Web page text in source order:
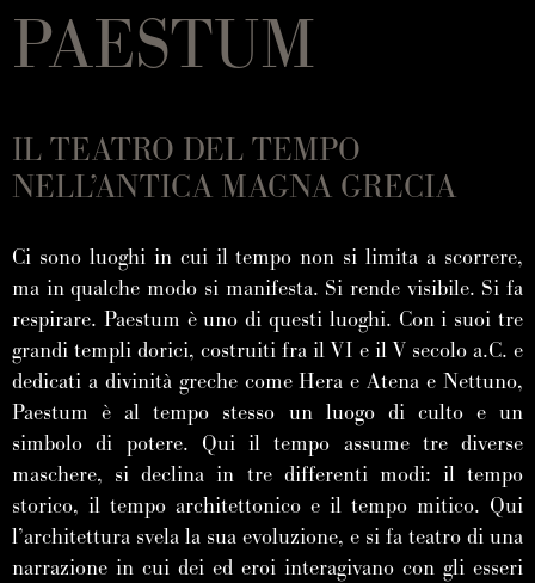
PAESTUM
IL TEATRO DEL TEMPO
NELL’ANTICA MAGNA GRECIA
Ci sono luoghi in cui il tempo non si limita a scorrere,
ma in qualche modo si manifesta. Si rende visibile. Si fa
respirare. Paestum è uno di questi luoghi. Con i suoi tre
grandi templi dorici, costruiti fra il VI e il V secolo a.C. e
dedicati a divinità greche come Hera e Atena e Nettuno,
Paestum è al tempo stesso un luogo di culto e un
simbolo di potere. Qui il tempo assume tre diverse
maschere, si declina in tre differenti modi: il tempo
storico, il tempo architettonico e il tempo mitico. Qui
l’architettura svela la sua evoluzione, e si fa teatro di una
narrazione in cui dei ed eroi interagivano con gli esseri